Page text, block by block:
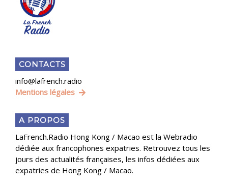
CONTACTS
info@lafrench.radio
Mentions légales
A PROPOS
LaFrench.Radio Hong Kong / Macao est la Webradio
dédiée aux francophones expatries. Retrouvez tous les
jours des actualités françaises, les infos dédiées aux
expatries de Hong Kong / Macao.